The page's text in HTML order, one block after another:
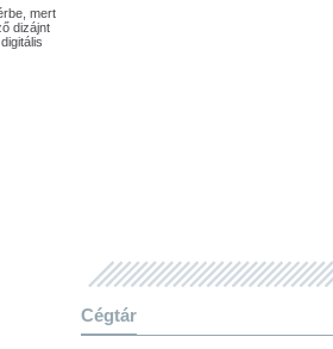
mert
dizájnt
Cégtár